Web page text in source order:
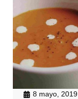
8 mayo, 2019